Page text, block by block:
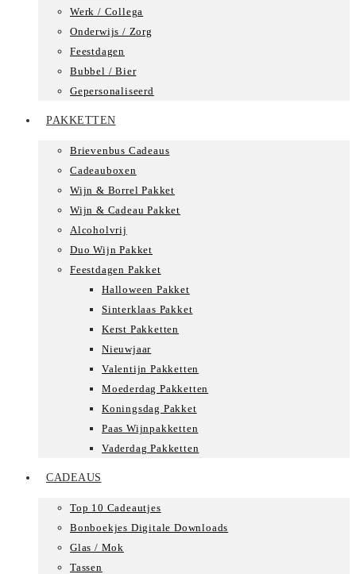
Werk / Collega
Onderwijs / Zorg
Feestdagen
Bubbel / Bier
Gepersonaliseerd
PAKKETTEN
Brievenbus Cadeaus
Cadeauboxen
Wijn & Borrel Pakket
Wijn & Cadeau Pakket
Alcoholvrij
Duo Wijn Pakket
Feestdagen Pakket
Halloween Pakket
Sinterklaas Pakket
Kerst Pakketten
Nieuwjaar
Valentijn Pakketten
Moederdag Pakketten
Koningsdag Pakket
Paas Wijnpakketten
Vaderdag Pakketten
CADEAUS
Top 10 Cadeautjes
Bonboekjes Digitale Downloads
Glas / Mok
Tassen